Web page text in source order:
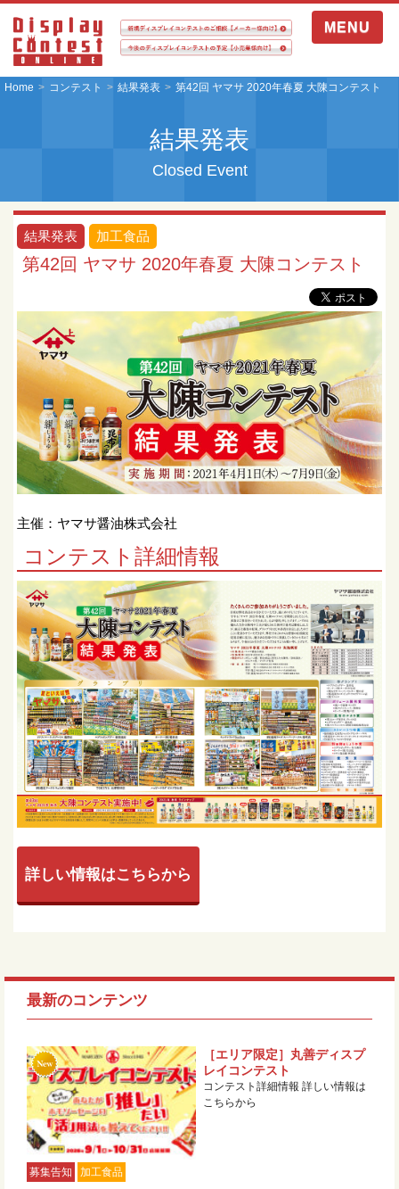
MENU
Home コンテスト 結果発表 第42回 ヤマサ 2020年春夏 大陳コンテスト
結果発表
Closed Event
結果発表 加工食品
第42回 ヤマサ 2020年春夏 大陳コンテスト
主催：ヤマサ醤油株式会社
コンテスト詳細情報
詳しい情報はこちらから
最新のコンテンツ
募集告知 加工食品
［エリア限定］丸善ディスプ
レイコンテスト
コンテスト詳細情報 詳しい情報は
こちらから